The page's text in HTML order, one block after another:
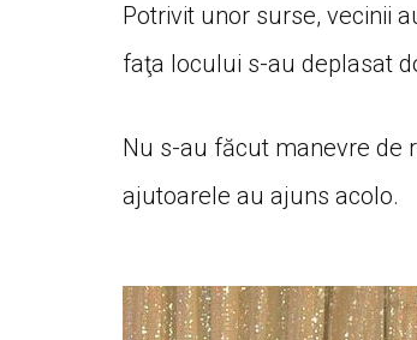
Potrivit unor surse, vecinii
faţa locului s-au deplasat
Nu s-au făcut manevre de
ajutoarele au ajuns acolo.